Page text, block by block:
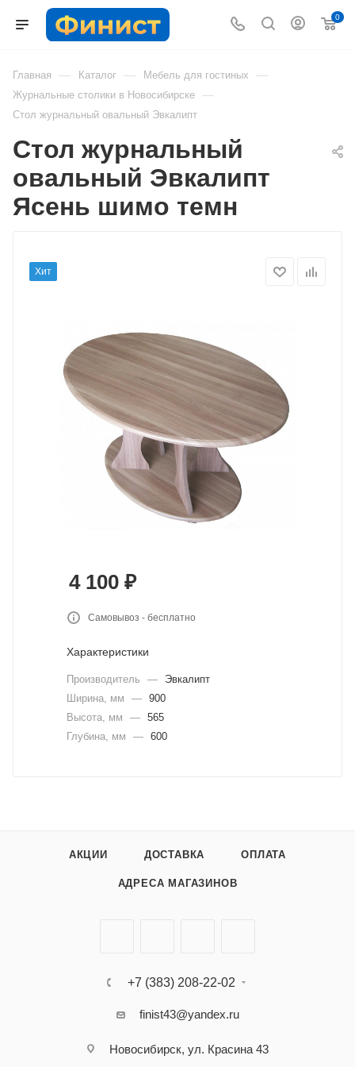
0
Главная — Каталог — Мебель для гостиных —
Журнальные столики в Новосибирске —
Стол журнальный овальный Эвкалипт
Стол журнальный
овальный Эвкалипт
Ясень шимо темн
Хит
4 100 ₽
Самовывоз - бесплатно
Характеристики
Производитель —
Эвкалипт
Ширина, мм
— 900
Высота, мм
— 565
Глубина, мм
— 600
АКЦИИ ДОСТАВКА ОПЛАТА
АДРЕСА МАГАЗИНОВ
+7 (383) 208-22-02
finist43@yandex.ru
Новосибирск, ул. Красина 43